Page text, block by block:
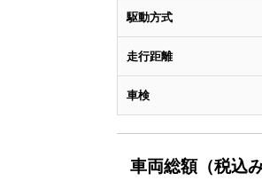
駆動方式
走行距離
車検
車両総額（税込み